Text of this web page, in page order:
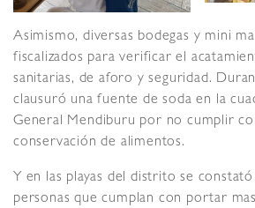
Asimismo, diversas bodegas y mini
fiscalizados para verificar el
sanitarias, de aforo y seguridad.
clausuró una fuente de soda en la
General Mendiburu por no cumplir
conservación de alimentos.
Y en las playas del distrito se
personas que cumplan con portar